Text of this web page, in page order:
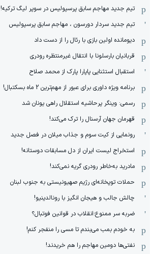
تیم جدید مهاجم سابق پرسپولیس در سوپر لیگ ترکیه!
تیم جدید سردار دورسون ، مهاجم سابق پرسپولیس
دیومانده اولین بازی با رئال را از دست داد
قربانیان بارسلونا با انتقال غیرمنتظره رودری
استقبال استثنایی پاپارا پارک از محمد صلاح
برنامه ویژه داوری برای عبور از مهم‌ترین 2 ماه بسکتبال!
رسمی: وینگر پرحاشیه استقلال راهی یونان شد
قهرمان جهان آرسنال را ترک می‌کند!
رونمایی از کیت سوم و جذاب میلان در فصل جدید
استخراج لیست ایران از دل مسابقات دوستانه!
مادرید به‌خاطر رودری گریه نمی‌کند!
حملات توپخانه‌ای رژیم صهیونیستی به جنوب لبنان
چالش جالب و هیجان انگیز با رونالدینیو!
ضربه سر ممنوع؛انقلاب در قوانین فوتبال؟
به خودم بمب می‌بندم تا مسی را منفجر کنم!
نفتی‌ها دومین مهاجم را هم خریدند!